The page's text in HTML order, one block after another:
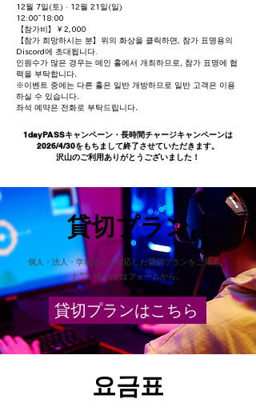
12월 7일(토) · 12월 21일(일)
12:00~18:00
【참가비】￥2,000
【참가 희망하시는 분】위의 화상을 클릭하면, 참가 표명용의
Discord에 초대됩니다.
인원수가 많은 경우는 메인 홀에서 개최하므로, 참가 표명에 협
력을 부탁합니다.
※이벤트 중에는 다른 홀은 일반 개방하므로 일반 고객은 이용
하실 수 있습니다.
좌석 예약은 전화로 부탁드립니다.
1dayPASSキャンペーン・長時間チャージキャンペーンは
2026/4/30をもちまして終了させていただきます。
​沢山のご利用ありがとうございました！
​貸切プラン
個人・法人・学校法人に対応した貸切プランをご用意。
​お問い合わせはフォームから。
貸切プランはこちら
요금표